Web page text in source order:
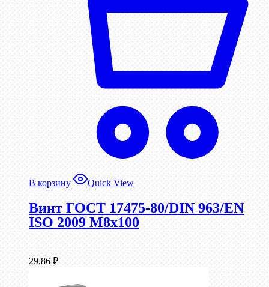
В корзину Quick View
Винт ГОСТ 17475-80/DIN 963/EN
ISO 2009 М8х100
29,86 ₽